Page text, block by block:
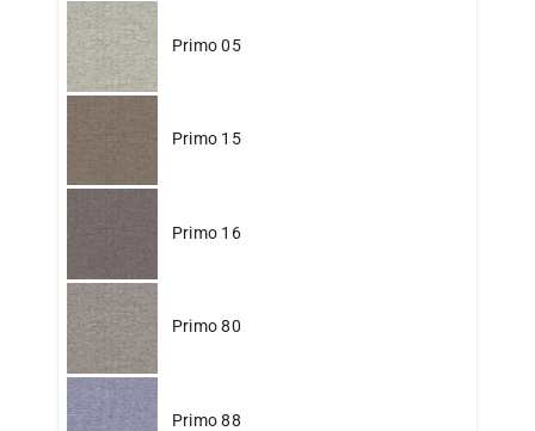
Primo 05
Primo 15
Primo 16
Primo 80
Primo 88